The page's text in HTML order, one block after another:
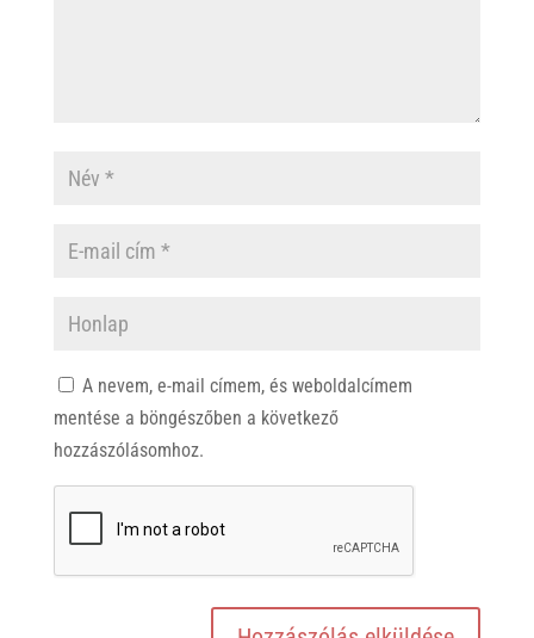
A nevem, e-mail címem, és weboldalcímem
mentése a böngészőben a következő
hozzászólásomhoz.